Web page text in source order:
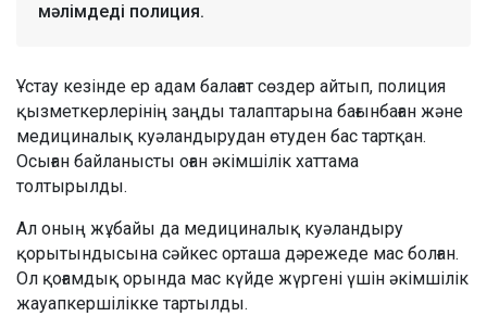
мәлімдеді полиция.
Ұстау кезінде ер адам балағат сөздер айтып, полиция
қызметкерлерінің заңды талаптарына бағынбаған және
медициналық куәландырудан өтуден бас тартқан.
Осыған байланысты оған әкімшілік хаттама
толтырылды.
Ал оның жұбайы да медициналық куәландыру
қорытындысына сәйкес орташа дәрежеде мас болған.
Ол қоғамдық орында мас күйде жүргені үшін әкімшілік
жауапкершілікке тартылды.